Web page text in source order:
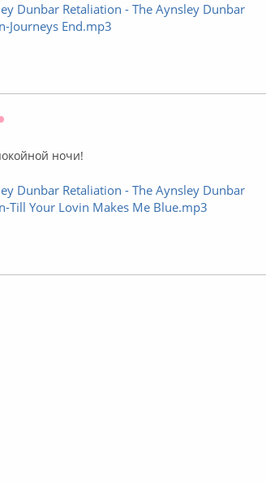
Dunbar Retaliation - The Aynsley Dunbar
Journeys End.mp3
ночи!
Dunbar Retaliation - The Aynsley Dunbar
Till Your Lovin Makes Me Blue.mp3